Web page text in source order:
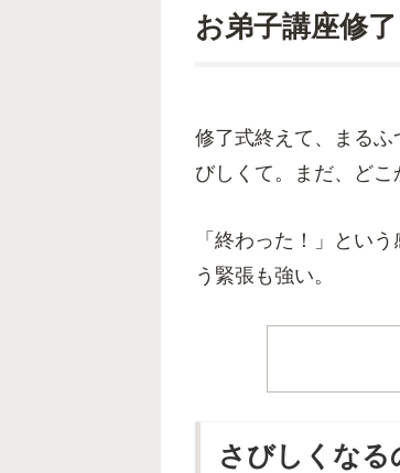
お弟子講座修
修了式終えて、まる
びしくて。まだ、どこ
「終わった！」とい
う緊張も強い。
さびしくな